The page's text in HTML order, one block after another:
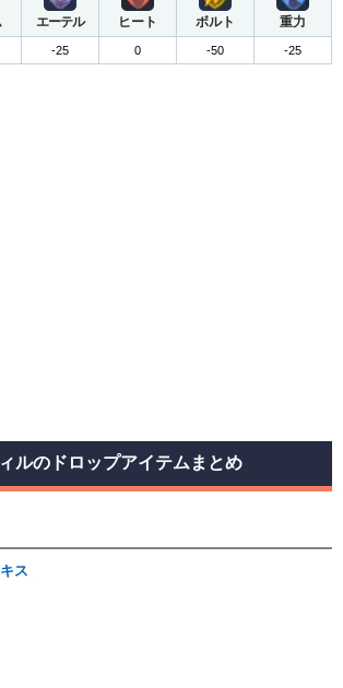
エーテル ヒート ボルト 重力
-25 0 -50 -25
ルのドロップアイテムまとめ
ス